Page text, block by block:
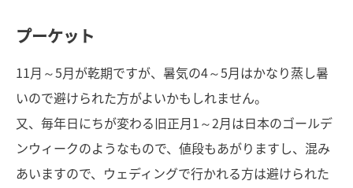
プーケット
11月～5月が乾期ですが、暑気の4～5月はかなり蒸し暑
いので避けられた方がよいかもしれません。
又、毎年日にちが変わる旧正月1～2月は日本のゴールデ
ンウィークのようなもので、値段もあがりますし、混み
あいますので、ウェディングで行かれる方は避けられた